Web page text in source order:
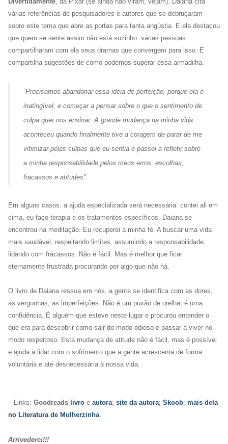
várias referências de pesquisadores e autores que se debruçaram
sobre este tema que abre as portas para tanta angústia. E ela destacou
que quem se sente assim não está sozinho: várias pessoas
compartilharam com ela seus dramas que convergem para isso. E
compartilha sugestões de como podemos superar essa armadilha.
“Precisamos abandonar essa ideia de perfeição, porque ela é
inatingível, e começar a pensar sobre o que o sentimento de
culpa quer nos ensinar. A grande mudança na minha vida
aconteceu quando finalmente tive a coragem de parar de me
vitimizar pelas culpas que eu sentia e passei a refletir sobre
a minha responsabilidade pelos meus erros, escolhas,
fracassos e atitudes”.
Em alguns casos, a ajuda especializada será necessária: contei ali em
cima, eu faço terapia e os tratamentos específicos. Daiana se
encontrou na meditação. Eu recuperei a minha fé. A buscar uma vida
mais saudável, respeitando limites, assumindo a responsabilidade,
lidando com fracassos. Não é fácil. Mas é melhor que ficar
eternamente frustrada procurando por algo que não há.
O livro de Daiana ressoa em nós, a gente se identifica com as dores,
as vergonhas, as imperfeições. Não é um puxão de orelha, é uma
confidência. É alguém que esteve neste lugar e procurou entender o
que era para descobrir como sair do modo odioso e passar a viver no
modo respeitoso. Esta mudança de atitude não é fácil, mas é possível
e ajuda a lidar com o sofrimento que a gente acrescenta de forma
voluntária e até desnecessária à nossa vida.
– Links: Goodreads livro e autora; site da autora; Skoob; mais dela
no Literatura de Mulherzinha.
Arrivederci!!!